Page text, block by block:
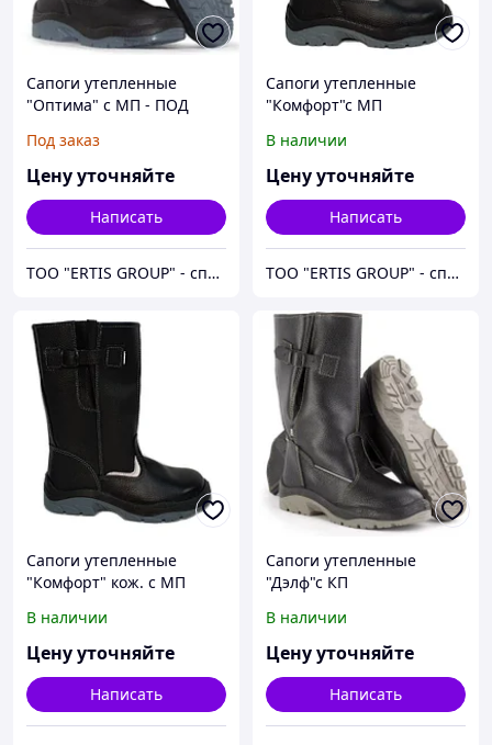
Сапоги утепленные
"Оптима" с МП - ПОД
Под заказ
Цену уточняйте
Написать
ТОО "ERTIS GROUP" - спецодежда, спецобувь и средства индивидуальной защиты (СИЗ)
Сапоги утепленные
"Комфорт"с МП
В наличии
Цену уточняйте
Написать
ТОО "ERTIS GROUP" - спецодежда, спецобувь и средства индивидуальной защиты (СИЗ)
Сапоги утепленные
"Комфорт" кож. с МП
В наличии
Цену уточняйте
Написать
Сапоги утепленные
"Дэлф"с КП
В наличии
Цену уточняйте
Написать